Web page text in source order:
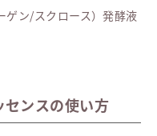
ン/スクロース）発酵液
センスの使い方